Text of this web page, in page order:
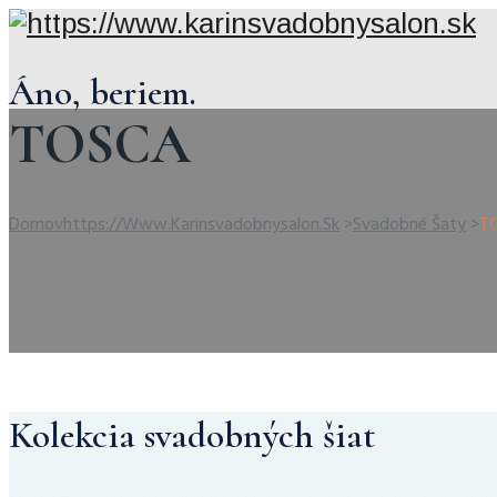
Áno, beriem.
TOSCA
DomovHttps://www.karinsvadobnysalon.sk>Svadobné Šaty>
Kolekcia svadobných šiat